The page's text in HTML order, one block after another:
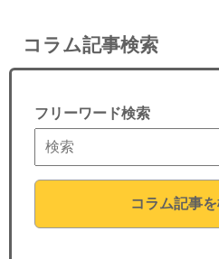
日本人にPR
コンサルティング
コラム記事検索
フリーワード検索
コラム記事